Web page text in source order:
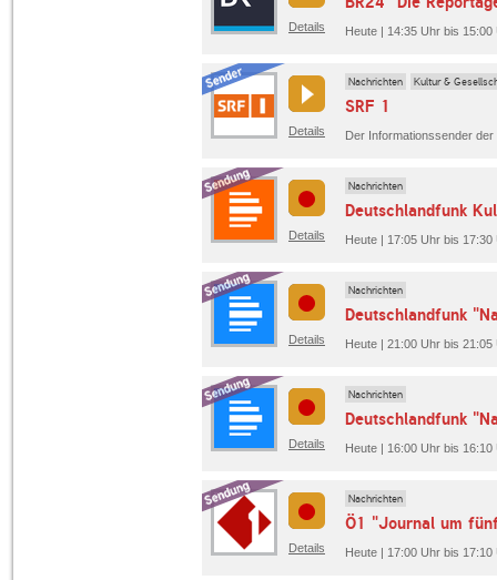
Details Heute | 14:35 Uhr bis 15:00
Details
Nachrichten Kultur &
SRF 1
Details
Nachrichten
Deutschlandfunk
Heute | 17:05 Uhr bis
Details
Nachrichten
Deutschlandfunk
Heute | 21:00 Uhr bis
Details
Nachrichten
Deutschlandfunk
Heute | 16:00 Uhr bis
Details
Nachrichten
Ö1 "Journal um
Heute | 17:00 Uhr bis 17:10